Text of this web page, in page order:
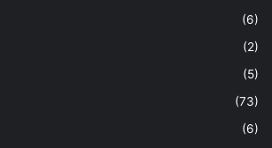
(6)
(2)
(5)
(73)
(6)